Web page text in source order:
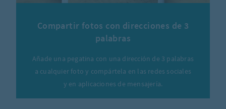
Compartir fotos con direcciones de 3
palabras
Añade una pegatina con una dirección de 3 palabras
a cualquier foto y compártela en las redes sociales
y en aplicaciones de mensajería.